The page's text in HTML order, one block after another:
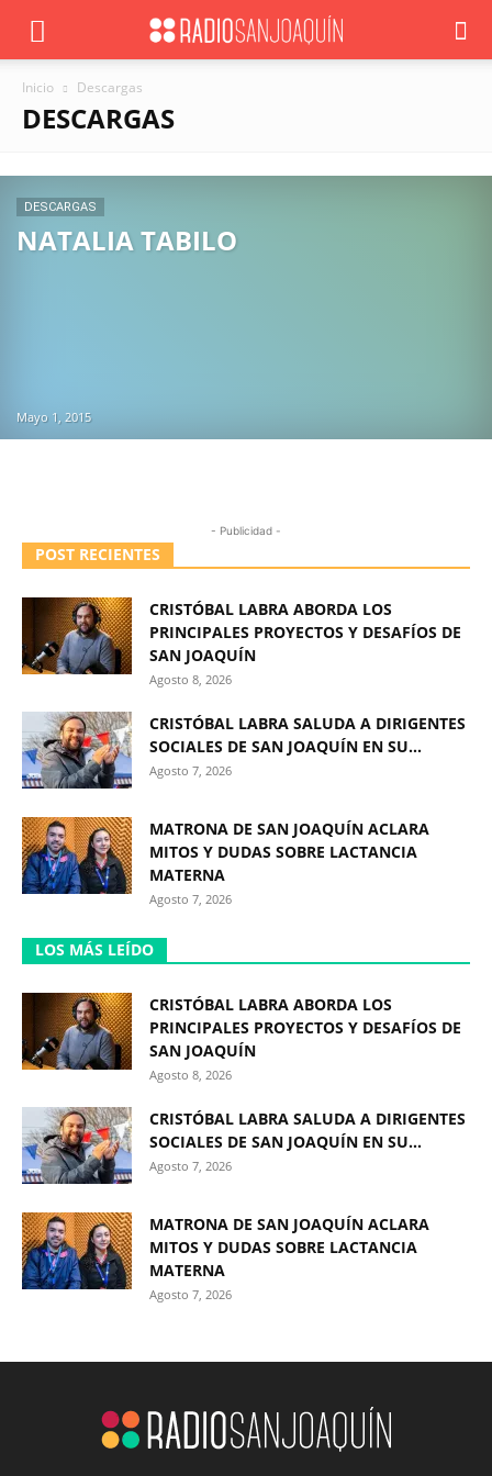
Inicio Descargas
DESCARGAS
DESCARGAS
NATALIA TABILO
Mayo 1, 2015
- Publicidad -
POST RECIENTES
CRISTÓBAL LABRA ABORDA LOS
PRINCIPALES PROYECTOS Y DESAFÍOS DE
SAN JOAQUÍN
Agosto 8, 2026
CRISTÓBAL LABRA SALUDA A DIRIGENTES
SOCIALES DE SAN JOAQUÍN EN SU...
Agosto 7, 2026
MATRONA DE SAN JOAQUÍN ACLARA
MITOS Y DUDAS SOBRE LACTANCIA
MATERNA
Agosto 7, 2026
LOS MÁS LEÍDO
CRISTÓBAL LABRA ABORDA LOS
PRINCIPALES PROYECTOS Y DESAFÍOS DE
SAN JOAQUÍN
Agosto 8, 2026
CRISTÓBAL LABRA SALUDA A DIRIGENTES
SOCIALES DE SAN JOAQUÍN EN SU...
Agosto 7, 2026
MATRONA DE SAN JOAQUÍN ACLARA
MITOS Y DUDAS SOBRE LACTANCIA
MATERNA
Agosto 7, 2026